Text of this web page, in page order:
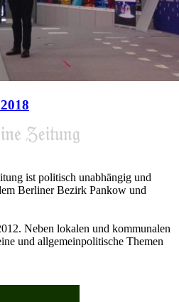
ist politisch unabhängig und
Berliner Bezirk Pankow und
Neben lokalen und kommunalen
und allgemeinpolitische Themen